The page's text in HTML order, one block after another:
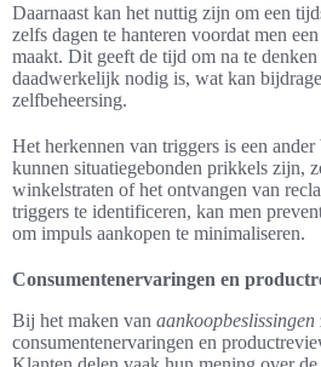
Daarnaast kan het nuttig zijn om een
zelfs dagen te hanteren voordat men
maakt. Dit geeft de tijd om na te
daadwerkelijk nodig is, wat kan
zelfbeheersing.
Het herkennen van triggers is een
kunnen situatiegebonden prikkels zijn,
winkelstraten of het ontvangen van
triggers te identificeren, kan men
om impuls aankopen te minimaliseren.
Consumentenervaringen en
Bij het maken van aankoopbeslissingen
consumentenervaringen en